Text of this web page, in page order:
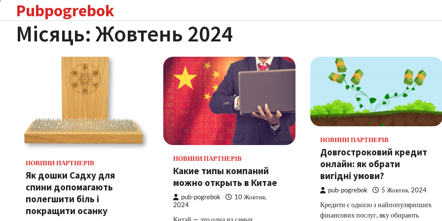
Перейти
вмісту
Pubpogrebok
Місяць: Жовтень 2024
НОВИНИ ПАРТНЕРІВ
Як дошки Садху для
спини допомагають
полегшити біль і
покращити осанку
НОВИНИ ПАРТНЕРІВ
Какие типы компаний
можно открыть в Китае
pub-pogrebok
10 Жовтня,
2024
НОВИНИ ПАРТНЕРІВ
Довгостроковий кредит
онлайн: як обрати
вигідні умови?
pub-pogrebok 5 Жовтня, 2024
Кредити є однією з найпопулярніших
фінансових послуг, яку обирають